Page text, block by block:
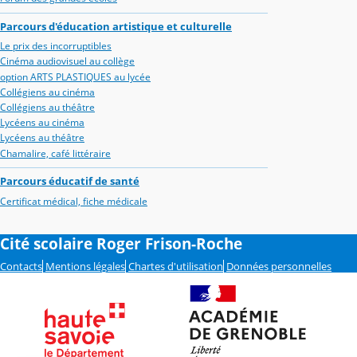
Parcours d'éducation artistique et culturelle
Le prix des incorruptibles
Cinéma audiovisuel au collège
option ARTS PLASTIQUES au lycée
Collégiens au cinéma
Collégiens au théâtre
Lycéens au cinéma
Lycéens au théâtre
Chamalire, café littéraire
Parcours éducatif de santé
Certificat médical, fiche médicale
Cité scolaire Roger Frison-Roche
Contacts Mentions légales Chartes d'utilisation Données personnelles